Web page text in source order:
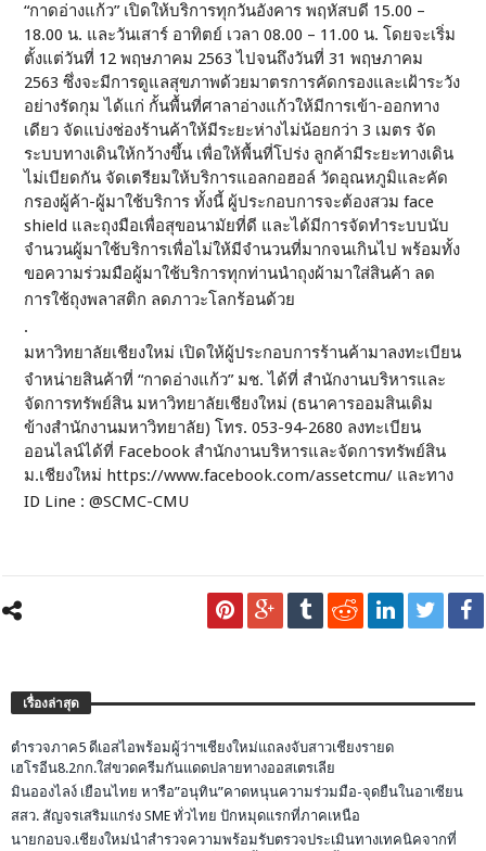
“กาดอ่างแก้ว” เปิดให้บริการทุกวันอังคาร พฤหัสบดี 15.00 –
18.00 น. และวันเสาร์ อาทิตย์ เวลา 08.00 – 11.00 น. โดยจะเริ่ม
ตั้งแต่วันที่ 12 พฤษภาคม 2563 ไปจนถึงวันที่ 31 พฤษภาคม
2563 ซึ่งจะมีการดูแลสุขภาพด้วยมาตรการคัดกรองและเฝ้าระวัง
อย่างรัดกุม ได้แก่ กั้นพื้นที่ศาลาอ่างแก้วให้มีการเข้า-ออกทาง
เดียว จัดแบ่งช่องร้านค้าให้มีระยะห่างไม่น้อยกว่า 3 เมตร จัด
ระบบทางเดินให้กว้างขึ้น เพื่อให้พื้นที่โปร่ง ลูกค้ามีระยะทางเดิน
ไม่เบียดกัน จัดเตรียมให้บริการแอลกอฮอล์ วัดอุณหภูมิและคัด
กรองผู้ค้า-ผู้มาใช้บริการ ทั้งนี้ ผู้ประกอบการจะต้องสวม face
shield และถุงมือเพื่อสุขอนามัยที่ดี และได้มีการจัดทำระบบนับ
จำนวนผู้มาใช้บริการเพื่อไม่ให้มีจำนวนที่มากจนเกินไป พร้อมทั้ง
ขอความร่วมมือผู้มาใช้บริการทุกท่านนำถุงผ้ามาใส่สินค้า ลด
การใช้ถุงพลาสติก ลดภาวะโลกร้อนด้วย
.
มหาวิทยาลัยเชียงใหม่ เปิดให้ผู้ประกอบการร้านค้ามาลงทะเบียน
จำหน่ายสินค้าที่ “กาดอ่างแก้ว” มช. ได้ที่ สำนักงานบริหารและ
จัดการทรัพย์สิน มหาวิทยาลัยเชียงใหม่ (ธนาคารออมสินเดิม
ข้างสำนักงานมหาวิทยาลัย) โทร. 053-94-2680 ลงทะเบียน
ออนไลน์ได้ที่ Facebook สำนักงานบริหารและจัดการทรัพย์สิน
ม.เชียงใหม่ https://www.facebook.com/assetcmu/ และทาง
ID Line : @SCMC-CMU
เรื่องล่าสุด
ตำรวจภาค5 ดีเอสไอพร้อมผู้ว่าฯเชียงใหม่แถลงจับสาวเชียงรายด
เฮโรอีน8.2กก.ใส่ขวดครีมกันแดดปลายทางออสเตรเลีย
มินอองไลง์ เยือนไทย หารือ”อนุทิน”คาดหนุนความร่วมมือ-จุดยืนในอาเซียน
สสว. สัญจรเสริมแกร่ง SME ทั่วไทย ปักหมุดแรกที่ภาคเหนือ
นายกอบจ.เชียงใหม่นำสำรวจความพร้อมรับตรวจประเมินทางเทคนิคจากที่